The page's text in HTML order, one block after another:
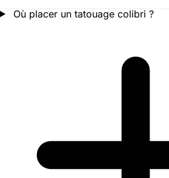
Où placer un tatouage colibri ?